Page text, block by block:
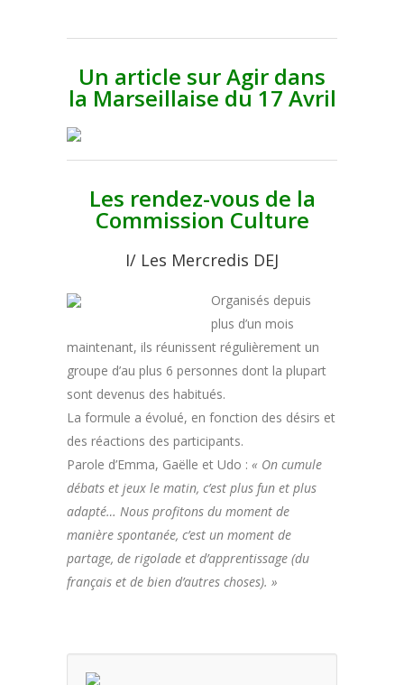
Un article sur Agir dans
la Marseillaise du 17 Avril
Les rendez-vous de la
Commission Culture
I/ Les Mercredis DEJ
Organisés depuis
plus d’un mois
maintenant, ils réunissent régulièrement un
groupe d’au plus 6 personnes dont la plupart
sont devenus des habitués.
La formule a évolué, en fonction des désirs et
des réactions des participants.
Parole d’Emma, Gaëlle et Udo : « On cumule
débats et jeux le matin, c’est plus fun et plus
adapté… Nous profitons du moment de
manière spontanée, c’est un moment de
partage, de rigolade et d’apprentissage (du
français et de bien d’autres choses). »